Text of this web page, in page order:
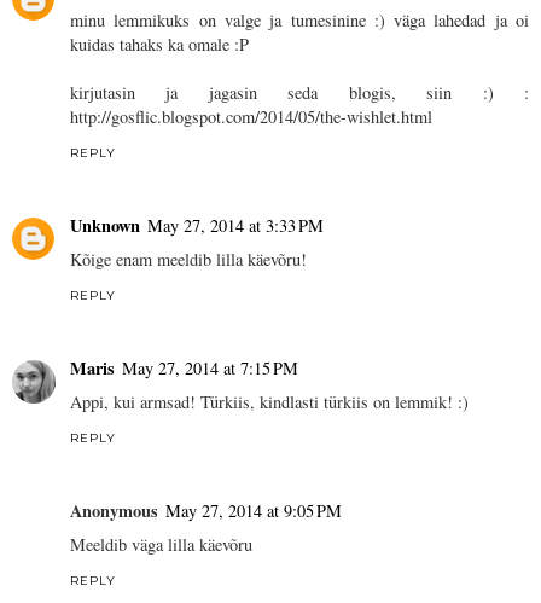
minu lemmikuks on valge ja tumesinine :) väga lahedad ja oi
kuidas tahaks ka omale :P
kirjutasin ja jagasin seda blogis, siin :) :
http://gosflic.blogspot.com/2014/05/the-wishlet.html
REPLY
Unknown May 27, 2014 at 3:33 PM
Kõige enam meeldib lilla käevõru!
REPLY
Maris May 27, 2014 at 7:15 PM
Appi, kui armsad! Türkiis, kindlasti türkiis on lemmik! :)
REPLY
Anonymous May 27, 2014 at 9:05 PM
Meeldib väga lilla käevõru
REPLY